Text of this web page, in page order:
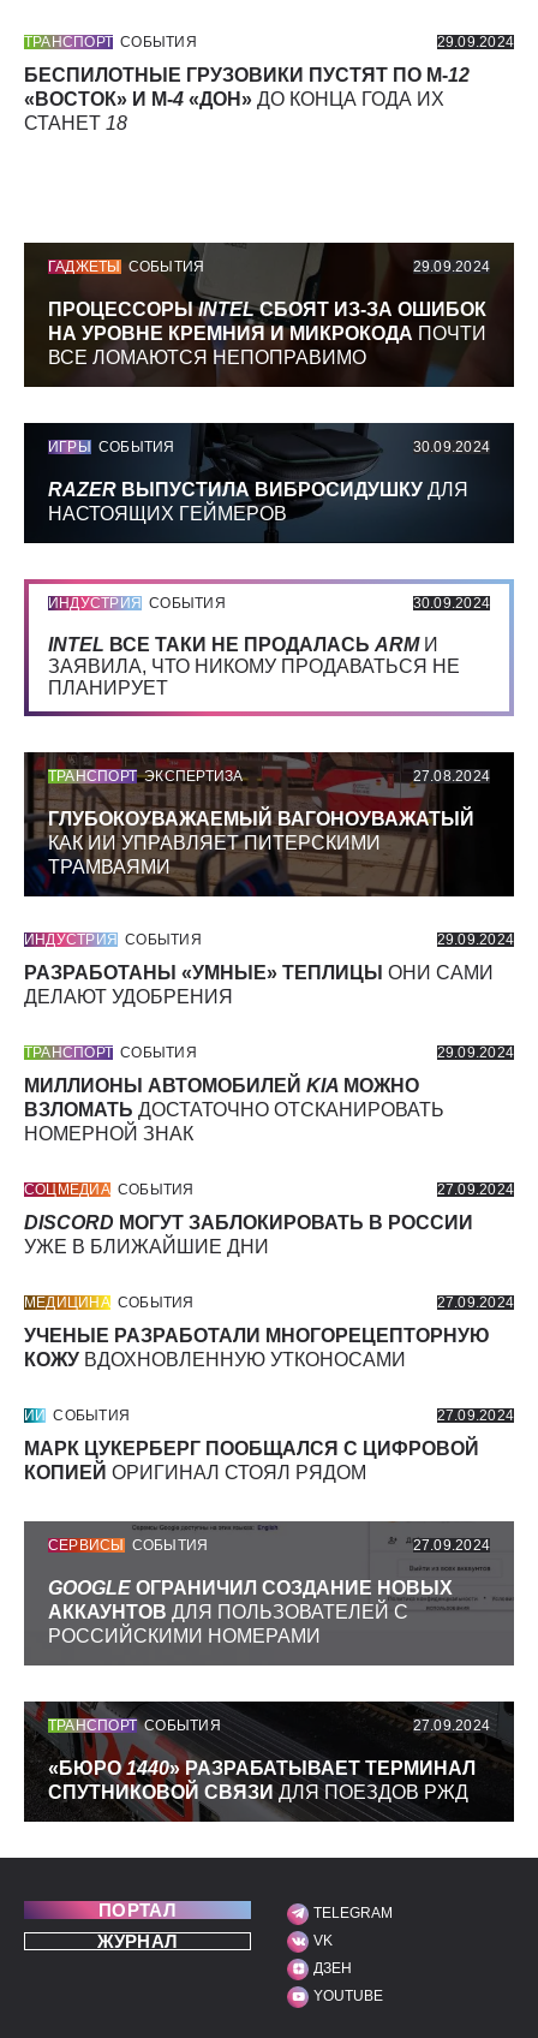
ТРАНСПОРТ СОБЫТИЯ 29.09.2024
БЕСПИЛОТНЫЕ ГРУЗОВИКИ ПУСТЯТ ПО М-12
«ВОСТОК» И М-4 «ДОН» ДО КОНЦА ГОДА ИХ
СТАНЕТ 18
ГАДЖЕТЫ СОБЫТИЯ 29.09.2024
ПРОЦЕССОРЫINTELСБОЯТ ИЗ-ЗА ОШИБОК
НА УРОВНЕ КРЕМНИЯ И МИКРОКОДА ПОЧТИ
ВСЕ ЛОМАЮТСЯ НЕПОПРАВИМО
ИГРЫ СОБЫТИЯ 30.09.2024
RAZER ВЫПУСТИЛА ВИБРОСИДУШКУ ДЛЯ
НАСТОЯЩИХ ГЕЙМЕРОВ
ИНДУСТРИЯ СОБЫТИЯ 30.09.2024
INTEL ВСЕ ТАКИ НЕ ПРОДАЛАСЬ ARMИ
ЗАЯВИЛА, ЧТО НИКОМУ ПРОДАВАТЬСЯ НЕ
ПЛАНИРУЕТ
ТРАНСПОРТ ЭКСПЕРТИЗА 27.08.2024
ГЛУБОКОУВАЖАЕМЫЙ ВАГОНОУВАЖАТЫЙ
КАК ИИ УПРАВЛЯЕТ ПИТЕРСКИМИ
ТРАМВАЯМИ
ИНДУСТРИЯ СОБЫТИЯ 29.09.2024
РАЗРАБОТАНЫ «УМНЫЕ» ТЕПЛИЦЫ ОНИ САМИ
ДЕЛАЮТ УДОБРЕНИЯ
ТРАНСПОРТ СОБЫТИЯ 29.09.2024
МИЛЛИОНЫ АВТОМОБИЛЕЙ KIA МОЖНО
ВЗЛОМАТЬ ДОСТАТОЧНО ОТСКАНИРОВАТЬ
НОМЕРНОЙ ЗНАК
СОЦМЕДИА СОБЫТИЯ 27.09.2024
DISCORD МОГУТ ЗАБЛОКИРОВАТЬ В РОССИИ
УЖЕ В БЛИЖАЙШИЕ ДНИ
МЕДИЦИНА СОБЫТИЯ 27.09.2024
УЧЕНЫЕ РАЗРАБОТАЛИ МНОГОРЕЦЕПТОРНУЮ
КОЖУ ВДОХНОВЛЕННУЮ УТКОНОСАМИ
ИИ СОБЫТИЯ 27.09.2024
МАРК ЦУКЕРБЕРГ ПООБЩАЛСЯ С ЦИФРОВОЙ
КОПИЕЙ ОРИГИНАЛ СТОЯЛ РЯДОМ
СЕРВИСЫ СОБЫТИЯ 27.09.2024
GOOGLE ОГРАНИЧИЛ СОЗДАНИЕ НОВЫХ
АККАУНТОВ ДЛЯ ПОЛЬЗОВАТЕЛЕЙ С
РОССИЙСКИМИ НОМЕРАМИ
ТРАНСПОРТ СОБЫТИЯ 27.09.2024
«БЮРО1440» РАЗРАБАТЫВАЕТ ТЕРМИНАЛ
СПУТНИКОВОЙ СВЯЗИ ДЛЯ ПОЕЗДОВ РЖД
ПОРТАЛ
ЖУРНАЛ
МЫ В СОЦИАЛЬНЫХ
TELEGRAM
VK
ДЗЕН
YOUTUBE